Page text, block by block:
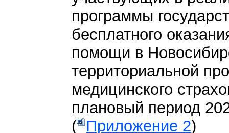
программы
бесплатного
помощи в
территориальной
медицинского
плановый период
( Приложение 2)